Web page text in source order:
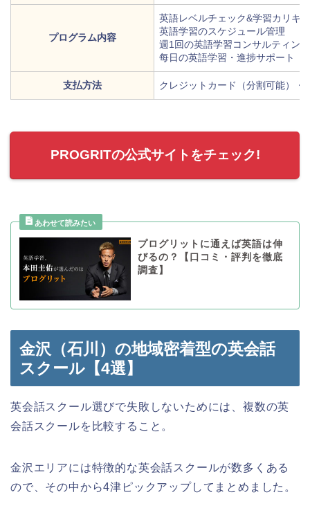
プログラム内容
英語レベルチェック&学習カリキ
英語学習のスケジュール管理
週1回の英語学習コンサルティング
每日の英語学習・進捗サポート（
支払方法 クレジットカード（分割可能）・
PROGRITの公式サイトをチェック!
プログリットに通えば英語は伸
びるの？【口コミ・評判を徹底
調査】
金沢（石川）の地域密着型の英会話
スクール【4選】
英会話スクール選びで失敗しないためには、複数の英
会話スクールを比較すること。
金沢エリアには特徴的な英会話スクールが数多くある
ので、その中から4津ピックアップしてまとめました。